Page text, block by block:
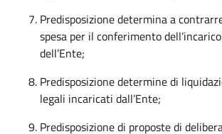
Predisposizione determina a
spesa per il conferimento
dell’Ente;
Predisposizione determine di
legali incaricati dall’Ente;
Predisposizione di proposte di